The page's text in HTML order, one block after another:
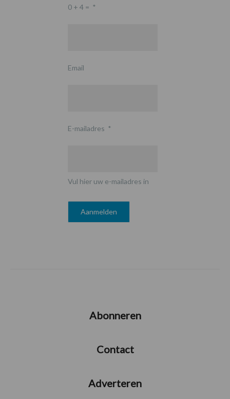
0 + 4 = *
Email
E-mailadres *
Vul hier uw e-mailadres in
Abonneren
Contact
Adverteren